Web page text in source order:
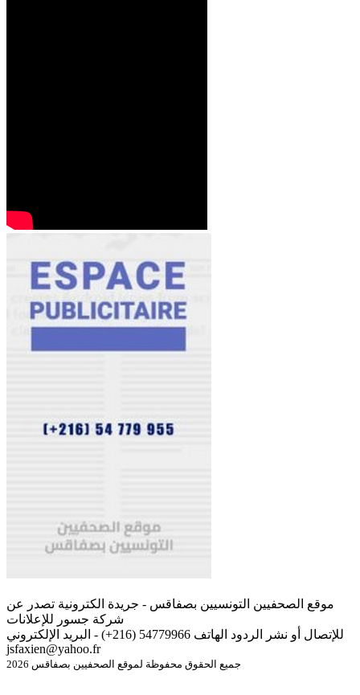
موقع الصحفيين التونسيين بصفاقس - جريدة الكترونية تصدر عن
شركة جسور للإعلانات
للإتصال أو نشر الردود الهاتف 54779966 (216+) - البريد الإلكتروني
jsfaxien@yahoo.fr
جميع الحقوق محفوظة لموقع الصحفيين بصفاقس 2026